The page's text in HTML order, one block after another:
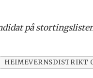
på
HEIMEVERNSDISTRIKT